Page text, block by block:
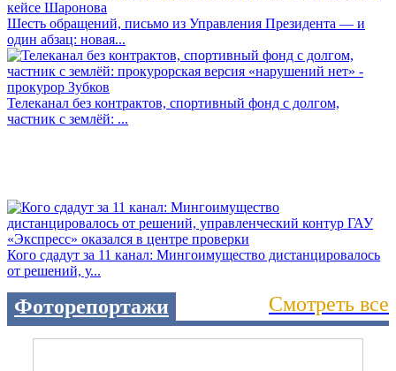
Шесть обращений, письмо из Управления Президента — и
один абзац: новая...
Телеканал без контрактов, спортивный фонд с долгом,
частник с землёй: ...
Кого сдадут за 11 канал: Мингоимущество дистанцировалось
от решений, у...
Фоторепортажи Смотреть все